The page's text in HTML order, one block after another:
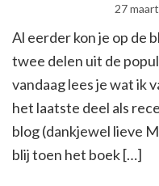
27
Al eerder kon je op de
twee delen uit de
vandaag lees je wat ik
het laatste deel als
blog (dankjewel lieve
blij toen het boek […]